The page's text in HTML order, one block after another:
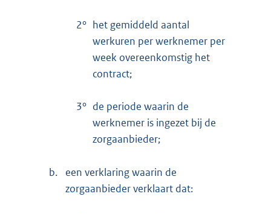
2° het gemiddeld aantal
werkuren per werknemer per
week overeenkomstig het
contract;
3° de periode waarin de
werknemer is ingezet bij de
zorgaanbieder;
b.
een verklaring waarin de
zorgaanbieder verklaart dat: